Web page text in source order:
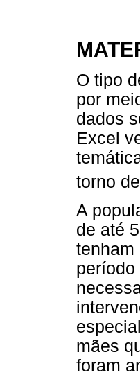
O tipo
por
dados
Excel
torno
A
de até
tenham
período
mães
foram